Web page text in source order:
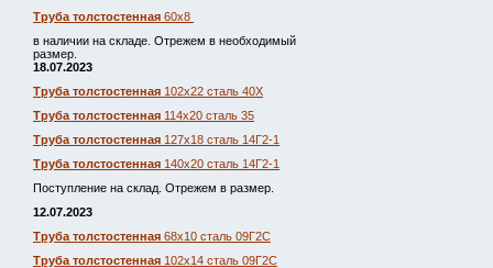
Труба толстостенная 60х8
в наличии на складе. Отрежем в необходимый
размер.
18.07.2023
Труба толстостенная 102х22 сталь 40Х
Труба толстостенная 114х20 сталь 35
Труба толстостенная 127х18 сталь 14Г2-1
Труба толстостенная 140х20 сталь 14Г2-1
Поступление на склад. Отрежем в размер.
12.07.2023
Труба толстостенная 68х10 сталь 09Г2С
Труба толстостенная 102х14 сталь 09Г2С